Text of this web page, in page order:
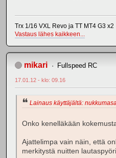
Trx 1/16 VXL Revo ja TT MT4 G3 x2
Vastaus lähes kaikkeen...
mikari Fullspeed RC
17.01.12 - klo: 09.16
Lainaus käyttäjältä:
Onko kenelläkään
Ajattelimpa vain näin, että
merkitystä nuitten